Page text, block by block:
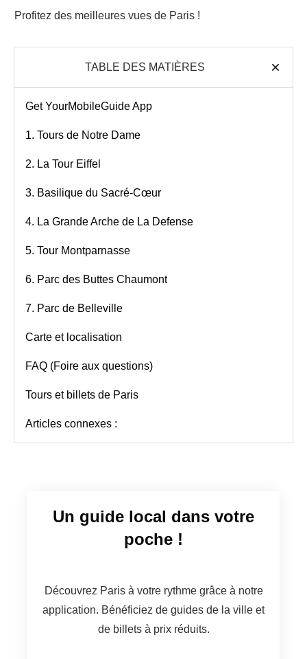
Profitez des meilleures vues de Paris !
TABLE DES MATIÈRES
Get YourMobileGuide App
1. Tours de Notre Dame
2. La Tour Eiffel
3. Basilique du Sacré-Cœur
4. La Grande Arche de La Defense
5. Tour Montparnasse
6. Parc des Buttes Chaumont
7. Parc de Belleville
Carte et localisation
FAQ (Foire aux questions)
Tours et billets de Paris
Articles connexes :
Un guide local dans votre
poche !
Découvrez Paris à votre rythme grâce à notre
application. Bénéficiez de guides de la ville et
de billets à prix réduits.